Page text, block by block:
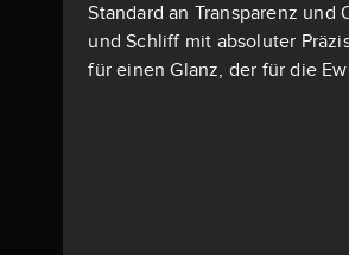
Standard an Transparenz und
und Schliff mit absoluter
für einen Glanz, der für die